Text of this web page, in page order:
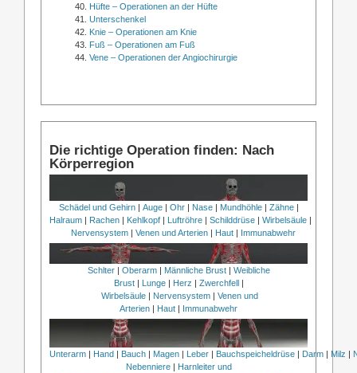
Hüfte – Operationen an der Hüfte
Unterschenkel
Knie – Operationen am Knie
Fuß – Operationen am Fuß
Vene – Operationen der Angiochirurgie
Die richtige Operation finden: Nach
Körperregion
Schädel und Gehirn| Auge| Ohr| Nase| Mundhöhle| Zähne|
Halraum
Rachen Kehlkopf Luftröhre Schilddrüse Wirbelsäule
Nervensystem
Venen und Arterien Haut Immunabwehr
Schlter| Oberarm| Männliche Brust| Weibliche
Brust| Lunge| Herz | Zwerchfell|
Wirbelsäule | Nervensystem | Venen und
Arterien | Haut | Immunabwehr
Unterarm | Hand | Bauch | Magen | Leber | Bauchspeicheldrüse | Darm | Milz |
Nebenniere| Harnleiter und